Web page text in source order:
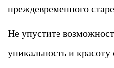
преждевременного
Не упустите
уникальность и